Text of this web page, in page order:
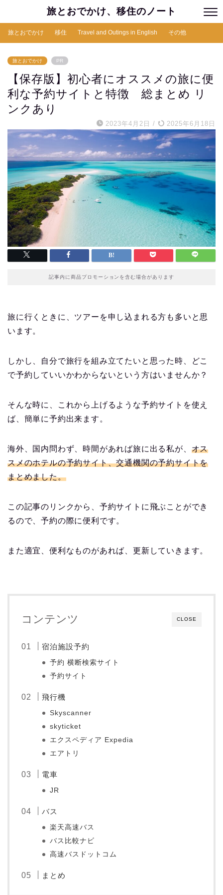
旅とおでかけ、移住のノート
旅とおでかけ 移住 Travel and Outings in English その他
旅とおでかけ PR
【保存版】初心者にオススメの旅に便
利な予約サイトと特徴 総まとめ リ
ンクあり
2023年4月2日 / 2025年6月18日
記事内に商品プロモーションを含む場合があります
旅に行くときに、ツアーを申し込まれる方も多いと思
います。
しかし、自分で旅行を組み立てたいと思った時、どこ
で予約していいかわからないという方はいませんか？
そんな時に、これから上げるような予約サイトを使え
ば、簡単に予約出来ます。
海外、国内問わず、時間があれば旅に出る私が、 オス
スメのホテルの予約サイト、交通機関の予約サイトを
まとめました。
この記事のリンクから、予約サイトに飛ぶことができ
るので、予約の際に便利です。
また適宜、便利なものがあれば、更新していきます。
CLOSE
コンテンツ
宿泊施設予約
予約 横断検索サイト
予約サイト
飛行機
Skyscanner
skyticket
エクスペディア Expedia
エアトリ
電車
JR
バス
楽天高速バス
バス比較ナビ
高速バスドットコム
まとめ